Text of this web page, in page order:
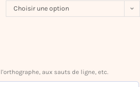
Choisir une option
aux sauts de ligne, etc.